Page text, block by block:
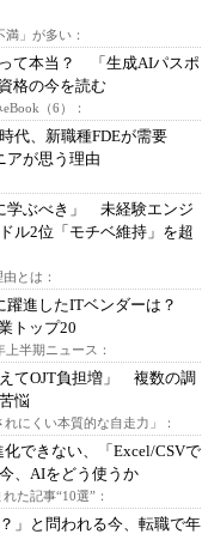
」が多い：
て本当？ 「生成AIパスポ
格の今を読む
（6）：
代、新職種FDEが需要
が思う理由
学ぶべき」 未経験エンジ
ル2位「モチベ維持」を超
とは：
躍進したITベンダーは？
トップ20
半期ニュース：
えてOJT負担増」 複数の調
悩
にくい本質的な自走力」：
化できない、「Excel/CSVで
、AIをどう使うか
た記事“10選”：
」と問われる今、転職で年